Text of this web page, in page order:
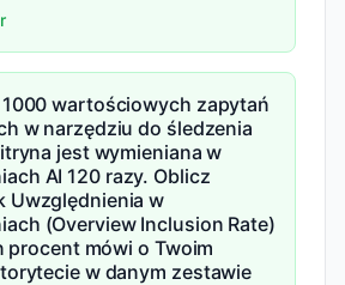
wartościowych zapytań
w narzędziu do śledzenia
jest wymieniana w
AI 120 razy. Oblicz
Uwzględnienia w
(Overview Inclusion Rate)
procent mówi o Twoim
w danym zestawie